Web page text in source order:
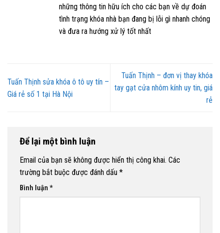
những thông tin hữu ích cho các bạn về dự đoán
tình trạng khóa nhà bạn đang bị lỗi gì nhanh chóng
và đưa ra hướng xử lý tốt nhất
Tuấn Thịnh sửa khóa ô tô uy tín –
Giá rẻ số 1 tại Hà Nội
Tuấn Thịnh – đơn vị thay khóa
tay gạt cửa nhôm kính uy tin, giá
rẻ
Để lại một bình luận
Email của bạn sẽ không được hiển thị công khai. Các
trường bắt buộc được đánh dấu *
Bình luận *